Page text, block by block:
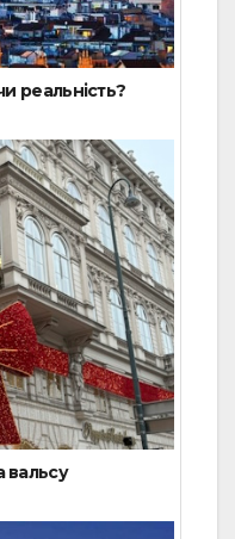
реальність?
вальсу